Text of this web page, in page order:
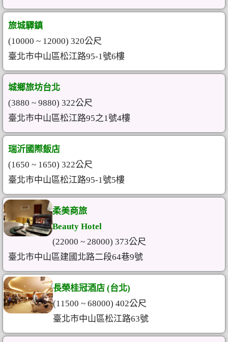
旅城驛鎮
(10000 ~ 12000) 320公尺
臺北市中山區松江路95-1號6樓
城鄉旅坊台北
(3880 ~ 9880) 322公尺
臺北市中山區松江路95之1號4樓
瑞沂國際飯店
(1650 ~ 1650) 322公尺
臺北市中山區松江路95-1號5樓
柔美商旅
Beauty Hotel
(22000 ~ 28000) 373公尺
臺北市中山區建國北路二段64巷9號
長榮桂冠酒店 (台北)
(11500 ~ 68000) 402公尺
臺北市中山區松江路63號